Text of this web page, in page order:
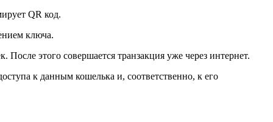
QR код.
ключа.
этого совершается транзакция уже через интернет.
к данным кошелька и, соответственно, к его